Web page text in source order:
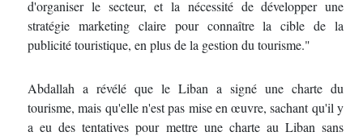
d'organiser le secteur, et la nécessité de développer une
stratégie marketing claire pour connaître la cible de la
publicité touristique, en plus de la gestion du tourisme."
Abdallah a révélé que le Liban a signé une charte du
tourisme, mais qu'elle n'est pas mise en œuvre, sachant qu'il y
a eu des tentatives pour mettre une charte au Liban sans